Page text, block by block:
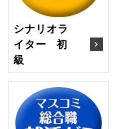
シナリオラ
イター 初
級
シナリオライター 上級